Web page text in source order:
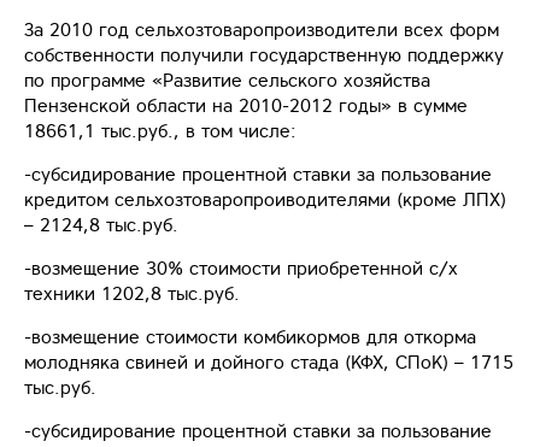
За 2010 год сельхозтоваропроизводители всех форм
собственности получили государственную поддержку
по программе «Развитие сельского хозяйства
Пензенской области на 2010-2012 годы» в сумме
18661,1 тыс.руб., в том числе:
-субсидирование процентной ставки за пользование
кредитом сельхозтоваропроиводителями (кроме ЛПХ)
– 2124,8 тыс.руб.
-возмещение 30% стоимости приобретенной с/х
техники 1202,8 тыс.руб.
-возмещение стоимости комбикормов для откорма
молодняка свиней и дойного стада (КФХ, СПоК) – 1715
тыс.руб.
-субсидирование процентной ставки за пользование